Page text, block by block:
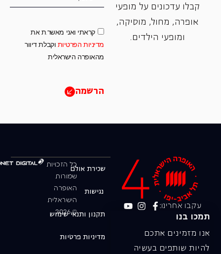
קבלו עדכונים על מופעי
אופרה, ‏מחול, ‏מוסיקה,
ומופעי הילדים.
קראתי ואני מאשר.ת את
מדיניות הפרטיות וקבלת דיוור
מהאופרה הישראלית
הרשמה
עקבו אחרינו:
תמכו בנו
אנו מזמינים אתכם
להיות שותפים בעשיה
כל הזכויות
שמורות
האופרה
הישראלית
© 2026
שכירת אולם
נגישות
תקנון ותנאי שימוש
מדיניות פרטיות